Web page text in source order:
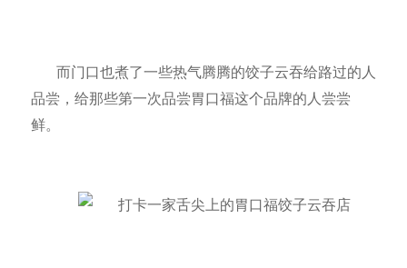
而门口也煮了一些热气腾腾的饺子云吞给路过的人
品尝，给那些第一次品尝胃口福这个品牌的人尝尝
鲜。